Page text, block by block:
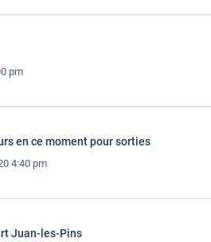
pm
en ce moment pour sorties
4:40 pm
Juan-les-Pins